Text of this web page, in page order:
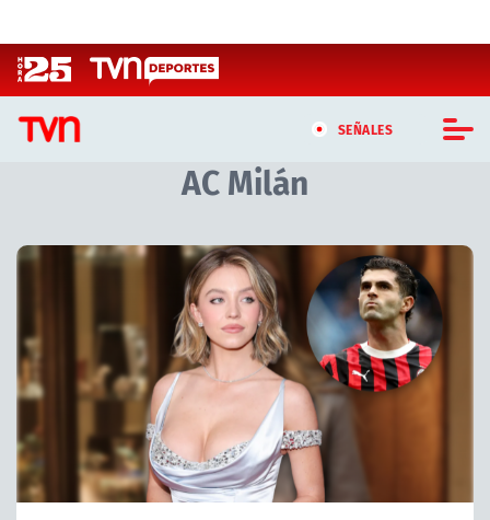
SEÑALES
CASTING MASTERCHEF CHILE
CASTING TVN VERTICAL
TVN PLAY
PROGRAMAS
TELESERIES
AC Milán